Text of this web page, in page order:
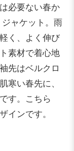
必要ない春か
ャケット。雨
く、よく伸び
素材で着心地
先はベルクロ
寒い春先に、
す。こちら
インです。